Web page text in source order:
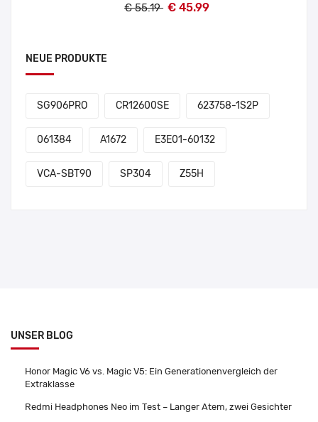
€ 55.19 € 45.99
NEUE PRODUKTE
SG906PRO CR12600SE 623758-1S2P
061384 A1672 E3E01-60132
VCA-SBT90 SP304 Z55H
UNSER BLOG
Honor Magic V6 vs. Magic V5: Ein Generationenvergleich der
Extraklasse
Redmi Headphones Neo im Test – Langer Atem, zwei Gesichter